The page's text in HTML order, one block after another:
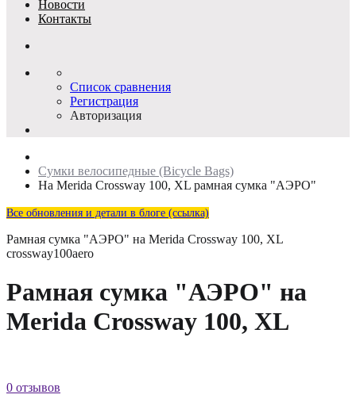
Новости
Контакты
Список сравнения
Регистрация
Авторизация
Сумки велосипедные (Bicycle Bags)
На Merida Crossway 100, XL рамная сумка "АЭРО"
Все обновления и детали в блоге (ссылка)
Рамная сумка "АЭРО" на Merida Crossway 100, XL
crossway100aero
Рамная сумка "АЭРО" на
Merida Crossway 100, XL
0 отзывов